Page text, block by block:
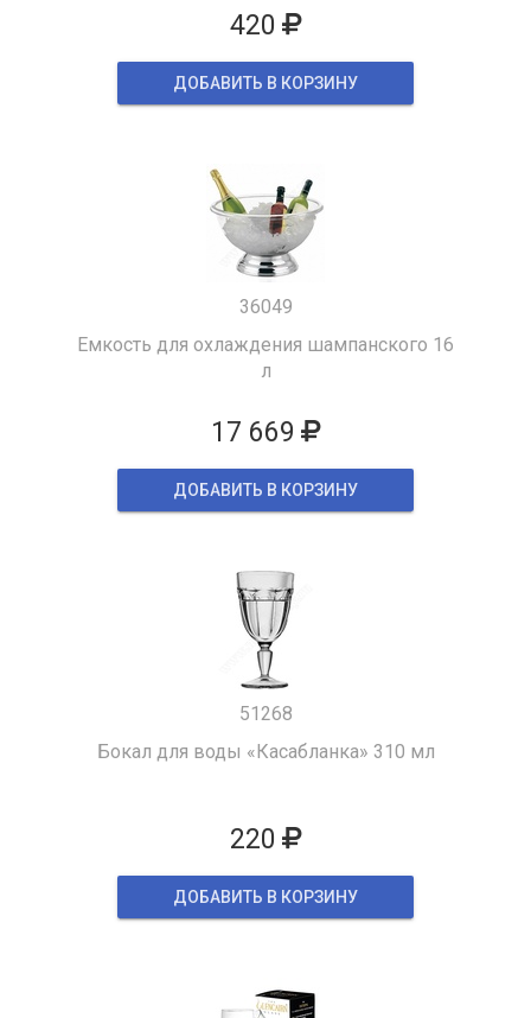
420
ДОБАВИТЬ В КОРЗИНУ
36049
Емкость для охлаждения шампанского 16
л
17 669
ДОБАВИТЬ В КОРЗИНУ
51268
Бокал для воды «Касабланка» 310 мл
220
ДОБАВИТЬ В КОРЗИНУ